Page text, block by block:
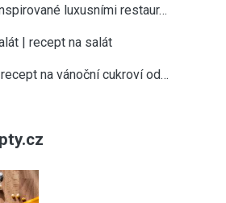
luxusními restaur…
| recept na salát
na vánoční cukroví od…